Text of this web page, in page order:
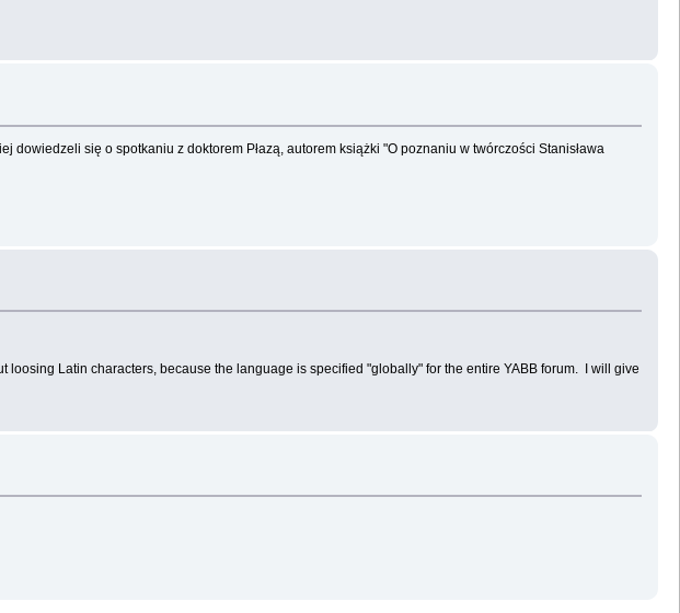
się o spotkaniu z doktorem Płazą, autorem książki "O poznaniu w twórczości Stanisława
Latin characters, because the language is specified "globally" for the entire YABB forum. I will give